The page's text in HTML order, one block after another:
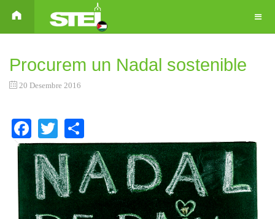
Procurem un Nadal sostenible
20 Desembre 2016
Facebook
Twitter